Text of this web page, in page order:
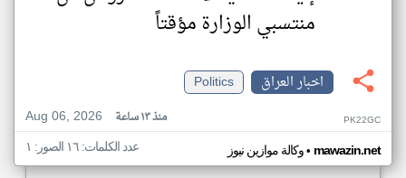
منتسبي الوزارة مؤقتاً
اخبار العراق
Politics
Aug 06, 2026
منذ ١٣ ساعة PK22GC
وكالة موازين نيوز• mawazin.net عدد الكلمات: ١٦ الصور: ١